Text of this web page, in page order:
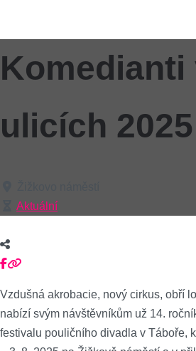
Komedianti
ulicích 2025
Aktuální
Vzdušná akrobacie, nový cirkus, obří
nabízí svým návštěvníkům už 14.
festivalu pouličního divadla v Táboře,